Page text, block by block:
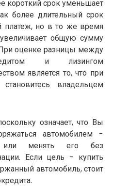
короткий срок уменьшает
более длительный срок
платеж, но в то же время
общую сумму
оценке разницы между
и лизингом
является то, что при
владельцем
означает, что Вы
автомобилем -
или менять его без
Если цель - купить
автомобиль, стоит